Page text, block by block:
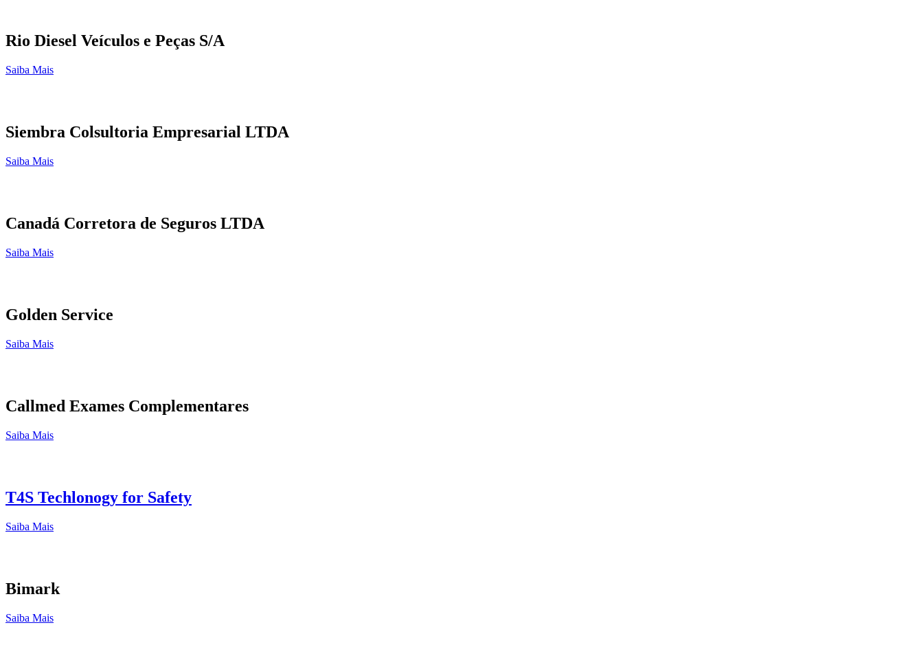
Rio Diesel Veículos e Peças S/A
Saiba Mais
Siembra Colsultoria Empresarial LTDA
Saiba Mais
Canadá Corretora de Seguros LTDA
Saiba Mais
Golden Service
Saiba Mais
Callmed Exames Complementares
Saiba Mais
T4S Techlonogy for Safety
Saiba Mais
Bimark
Saiba Mais